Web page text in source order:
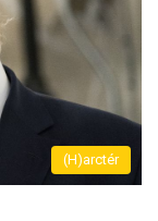
(H)arctér